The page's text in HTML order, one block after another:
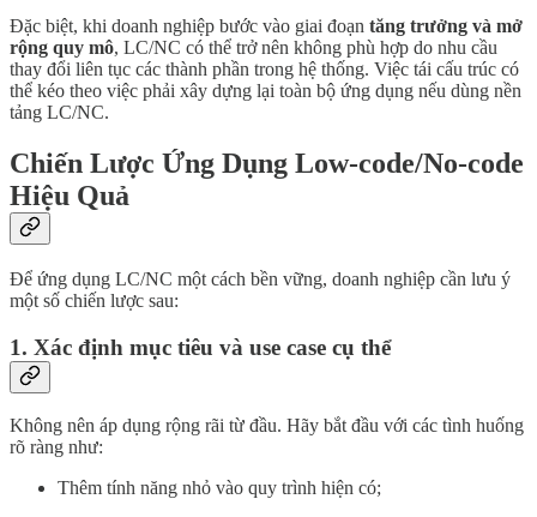
Đặc biệt, khi doanh nghiệp bước vào giai đoạn tăng trưởng và mở
rộng quy mô, LC/NC có thể trở nên không phù hợp do nhu cầu
thay đổi liên tục các thành phần trong hệ thống. Việc tái cấu trúc có
thể kéo theo việc phải xây dựng lại toàn bộ ứng dụng nếu dùng nền
tảng LC/NC.
Chiến Lược Ứng Dụng Low-code/No-code
Hiệu Quả
Để ứng dụng LC/NC một cách bền vững, doanh nghiệp cần lưu ý
một số chiến lược sau:
1. Xác định mục tiêu và use case cụ thể
Không nên áp dụng rộng rãi từ đầu. Hãy bắt đầu với các tình huống
rõ ràng như:
Thêm tính năng nhỏ vào quy trình hiện có;